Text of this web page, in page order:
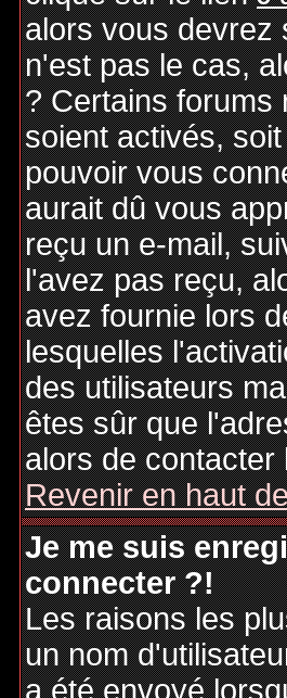
alors vous devrez
n'est pas le cas,
? Certains forums
soient activés,
pouvoir vous
aurait dû vous
reçu un e-mail,
l'avez pas reçu,
avez fournie lors
lesquelles
des utilisateurs
êtes sûr que
alors de contacter
Revenir en haut
Je me suis
connecter ?!
Les raisons les
un nom
a été envoyé